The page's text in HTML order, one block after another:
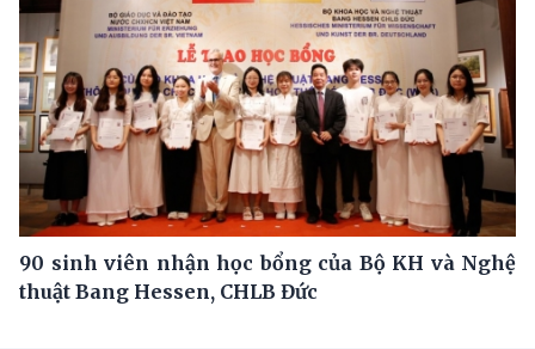
90 sinh viên nhận học bổng của Bộ KH và Nghệ
thuật Bang Hessen, CHLB Đức